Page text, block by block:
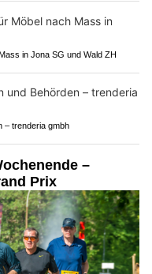
in Jona SG und Wald ZH
– trenderia gmbh
–
Prix